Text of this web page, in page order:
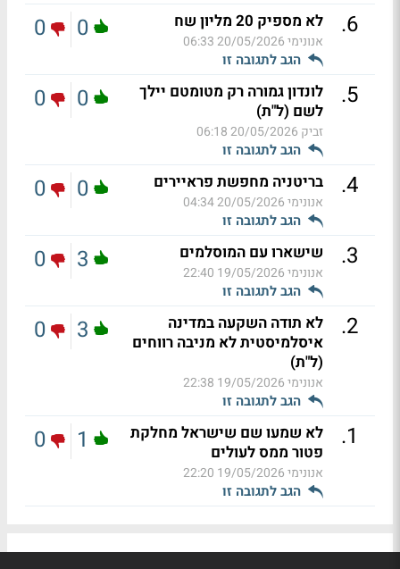
6
. לא מספיק 20 מליון שח
אנונימי20/05/2026 06:33
הגב לתגובה זו
0
0
5
.
לונדון גמורה רק מטומטם יילך
לשם (ל"ת)
זביק 20/05/2026 06:18
הגב לתגובה זו
0
0
4
. בריטניה מחפשת פראיירים
אנונימי20/05/2026 04:34
הגב לתגובה זו
0
0
3
. שישארו עם המוסלמים
אנונימי19/05/2026 22:40
הגב לתגובה זו
3
0
2
.
לא תודה השקעה במדינה
איסלמיסטית לא מניבה רווחים
(ל"ת)
אנונימי19/05/2026 22:38
הגב לתגובה זו
3
0
1
.
לא שמעו שם שישראל מחלקת
פטור ממס לעולים
אנונימי19/05/2026 22:20
הגב לתגובה זו
1
0